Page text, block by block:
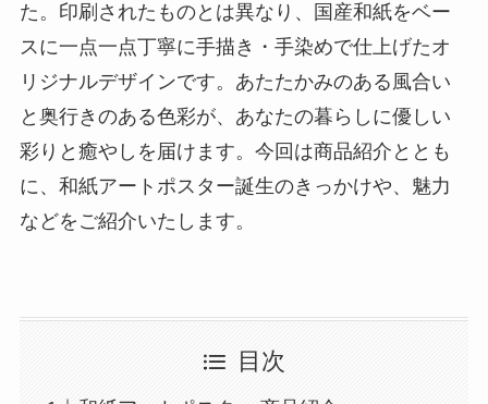
た。印刷されたものとは異なり、国産和紙をベー
スに一点一点丁寧に手描き・手染めで仕上げたオ
リジナルデザインです。あたたかみのある風合い
と奥行きのある色彩が、あなたの暮らしに優しい
彩りと癒やしを届けます。今回は商品紹介ととも
に、和紙アートポスター誕生のきっかけや、魅力
などをご紹介いたします。
目次